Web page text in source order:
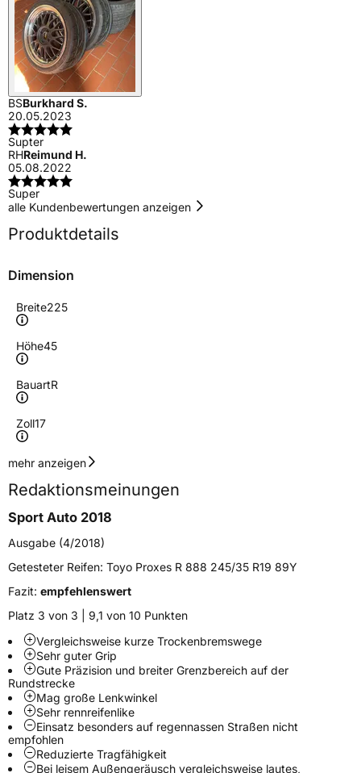
BSBurkhard S.
20.05.2023
Supter
RHReimund H.
05.08.2022
Super
alle Kundenbewertungen anzeigen
Produktdetails
Dimension
Breite225
Höhe45
BauartR
Zoll17
Geschwindigkeitsindex
Höchstgeschwindigkeit
270 km/h
Lastindex94
Höchstlast670 kg
Gewicht (in kg)10,95 kg
Generelle Merkmale
FahrzeugtypPKW
VerwendungSommerreifen
ModellnameProxes R888R
FahrzeugartPKW & SUV
mehr anzeigen
Redaktionsmeinungen
Sport Auto 2018
Ausgabe (4/2018)
Getesteter Reifen: Toyo Proxes R 888 245/35 R19 89Y
Fazit: empfehlenswert
Platz 3 von 3 | 9,1 von 10 Punkten
Vergleichsweise kurze Trockenbremswege
Sehr guter Grip
Gute Präzision und breiter Grenzbereich auf der
Rundstrecke
Mag große Lenkwinkel
Sehr rennreifenlike
Einsatz besonders auf regennassen Straßen nicht
empfohlen
Reduzierte Tragfähigkeit
Bei leisem Außengeräusch vergleichsweise lautes,